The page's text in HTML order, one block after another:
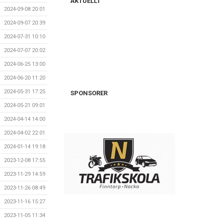
2024-09-08 20:01
2024-09-07 20:39
2024-07-31 10:10
2024-07-07 20:02
2024-06-25 13:00
2024-06-20 11:20
2024-05-31 17:25
2024-05-21 09:01
2024-04-14 14:00
2024-04-02 22:01
2024-01-14 19:18
2023-12-08 17:55
2023-11-29 14:59
2023-11-26 08:49
2023-11-16 15:27
2023-11-05 11:34
SPONSORER